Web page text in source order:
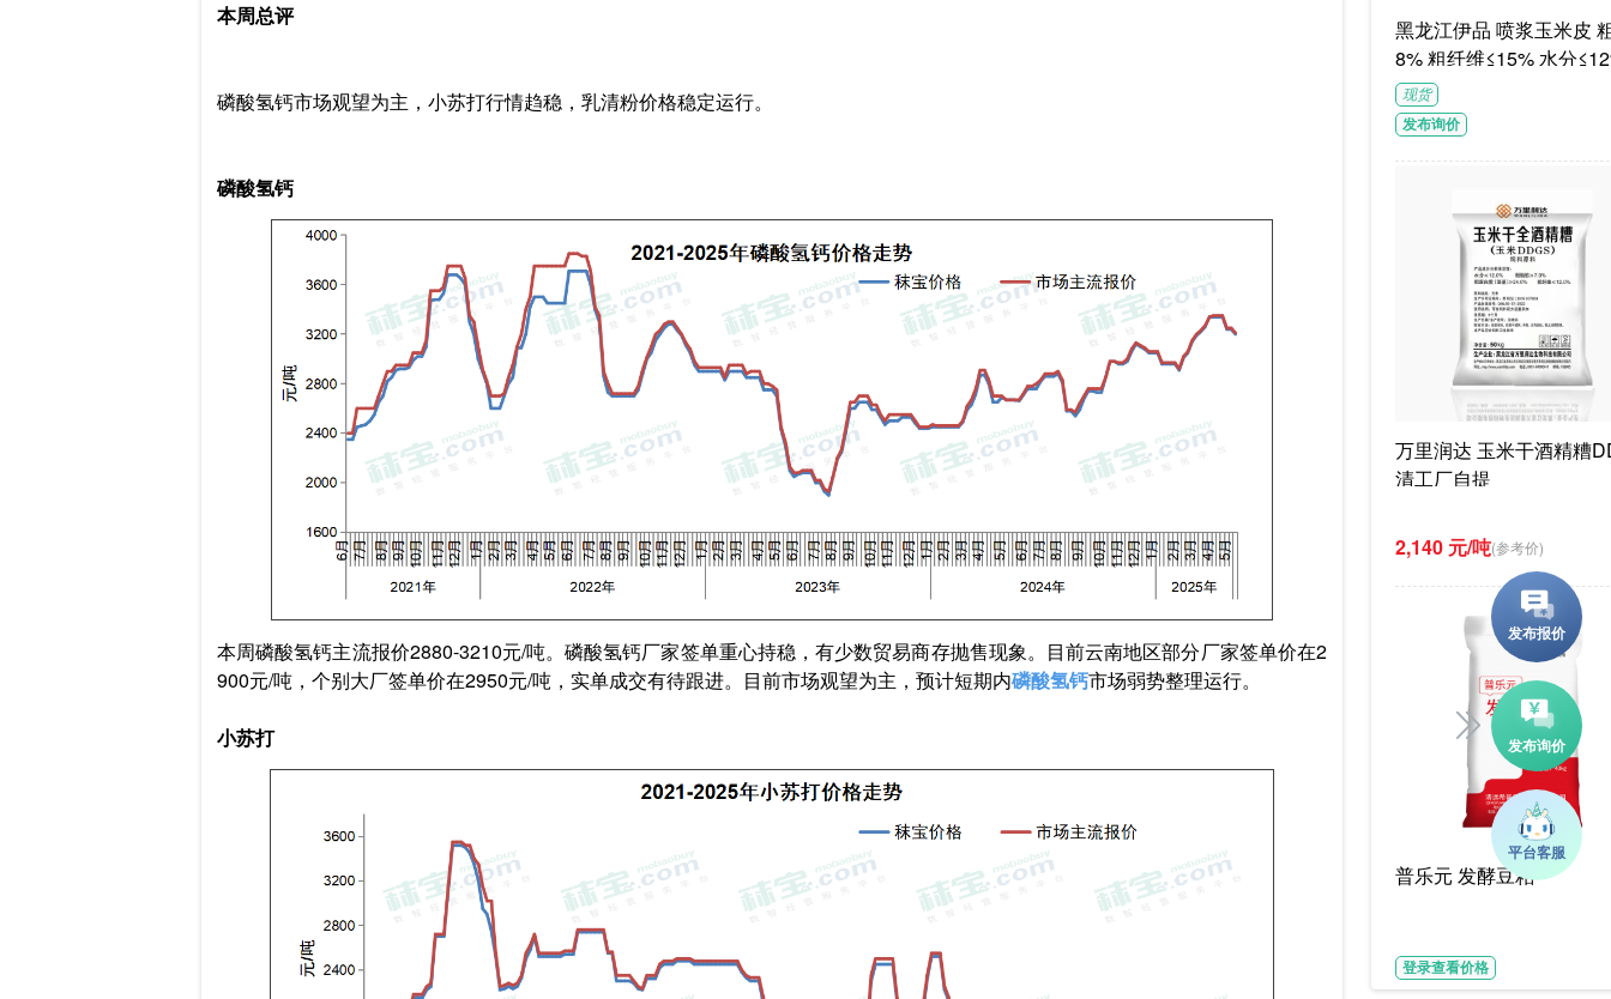
本周总评
磷酸氢钙市场观望为主，小苏打行情趋稳，乳清粉价格稳定运行。
磷酸氢钙
本周磷酸氢钙主流报价2880-3210元/吨。磷酸氢钙厂家签单重心持稳，有少数贸易商存抛售现象。目前云南地区部分厂家签单价在2
900元/吨，个别大厂签单价在2950元/吨，实单成交有待跟进。目前市场观望为主，预计短期内磷酸氢钙市场弱势整理运行。
小苏打
黑龙江伊品 喷浆玉米皮 粗蛋白≥1
8% 粗纤维≤15% 水分
G/袋饲料级褐色或浅褐
体
现货
发布询价
万里润达 玉米干酒精糟
清工厂自提
2,140 元/吨(参考价)
普乐元 发酵豆粕
登录查看价格